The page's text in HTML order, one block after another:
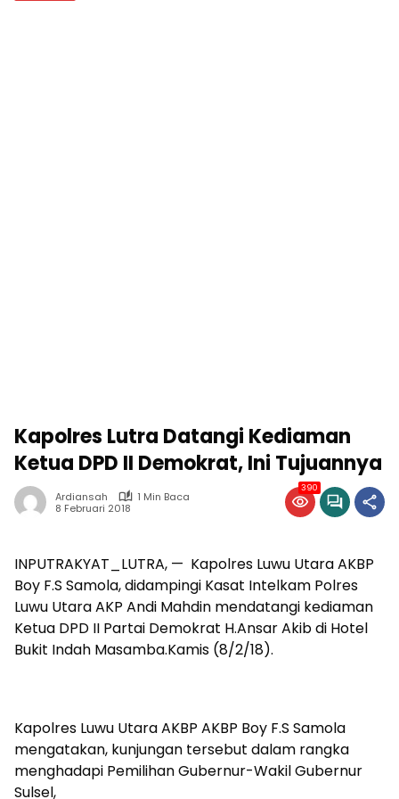
Kapolres Lutra Datangi Kediaman
Ketua DPD II Demokrat, Ini Tujuannya
Ardiansah
1 Min Baca
8 Februari 2018
390
INPUTRAKYAT_LUTRA, — Kapolres Luwu Utara AKBP
Boy F.S Samola, didampingi Kasat Intelkam Polres
Luwu Utara AKP Andi Mahdin mendatangi kediaman
Ketua DPD II Partai Demokrat H.Ansar Akib di Hotel
Bukit Indah Masamba.Kamis (8/2/18).
Kapolres Luwu Utara AKBP AKBP Boy F.S Samola
mengatakan, kunjungan tersebut dalam rangka
menghadapi Pemilihan Gubernur-Wakil Gubernur
Sulsel,